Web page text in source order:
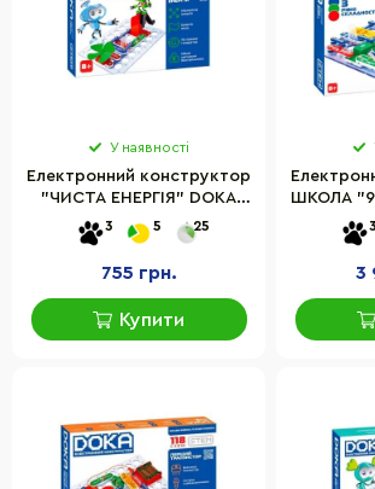
У наявності
Електронний конструктор
"ЧИСТА ЕНЕРГІЯ" DOKA
D70704
3 5 25
755 грн.
Купити
ШКОЛА
3
3